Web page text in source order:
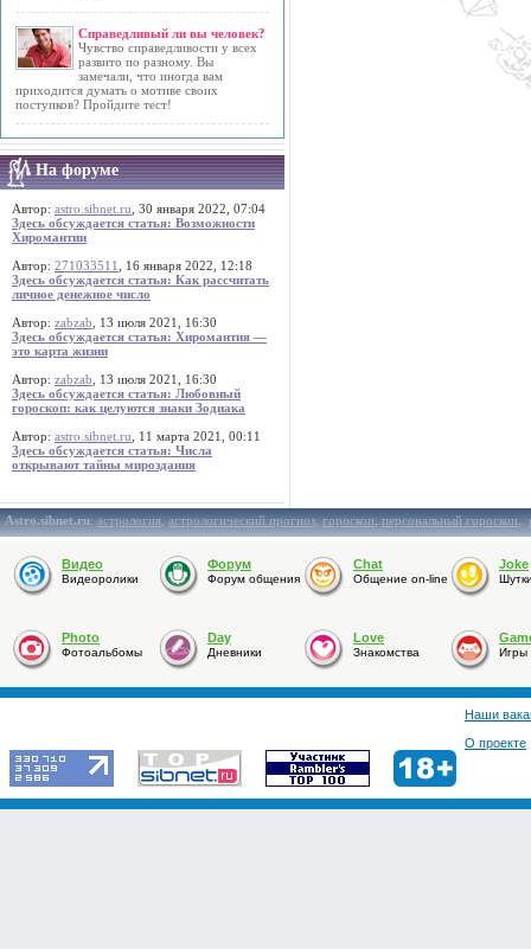
Справедливый ли вы человек?
Чувство справедливости у всех
развито по разному. Вы
замечали, что иногда вам
приходится думать о мотиве своих
поступков? Пройдите тест!
На форуме
Автор: astro.sibnet.ru , 30 января 2022, 07:04
Здесь обсуждается статья: Возможности
Хиромантии
Автор: 271033511
, 16 января 2022, 12:18
Здесь обсуждается статья: Как рассчитать
личное денежное число
Автор: zabzab , 13 июля 2021, 16:30
Здесь обсуждается статья: Хиромантия —
это карта жизни
Автор: zabzab , 13 июля 2021, 16:30
Здесь обсуждается статья: Любовный
гороскоп: как целуются знаки Зодиака
Автор: astro.sibnet.ru , 11 марта 2021, 00:11
Здесь обсуждается статья: Числа
открывают тайны мироздания
Astro.sibnet.ru:астрология,астрологический прогноз,гороскоп,персональный гороскоп,
Видео
Видеоролики
Форум
Форум общения
Chat
Общение on-line
Joke
Photo
Фотоальбомы
Day
Дневники
Love
Знакомства Игры
Наши
О проекте